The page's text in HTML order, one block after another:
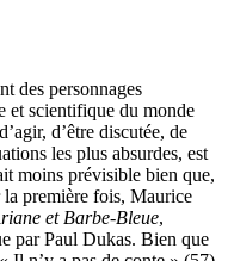
des personnages
et scientifique du monde
d’être discutée, de
les plus absurdes, est
moins prévisible bien que,
la première fois, Maurice
et Barbe-Bleue,
par Paul Dukas. Bien que